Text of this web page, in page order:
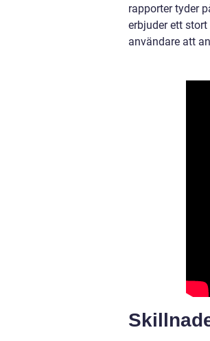
rapporter tyder
erbjuder ett
användare att